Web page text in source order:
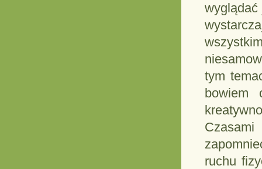
tym
bowiem
ruchu